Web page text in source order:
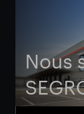
Responsable SEGRO
Nous